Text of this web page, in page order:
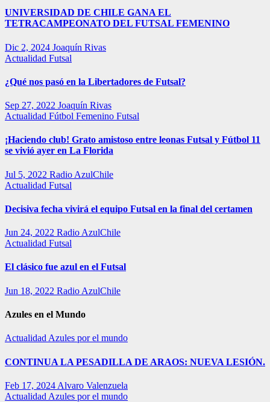
UNIVERSIDAD DE CHILE GANA EL
TETRACAMPEONATO DEL FUTSAL FEMENINO
Dic 2, 2024 Joaquín Rivas
Actualidad Futsal
¿Qué nos pasó en la Libertadores de Futsal?
Sep 27, 2022 Joaquín Rivas
Actualidad Fútbol Femenino Futsal
¡Haciendo club! Grato amistoso entre leonas Futsal y Fútbol 11
se vivió ayer en La Florida
Jul 5, 2022 Radio AzulChile
Actualidad Futsal
Decisiva fecha vivirá el equipo Futsal en la final del certamen
Jun 24, 2022 Radio AzulChile
Actualidad Futsal
El clásico fue azul en el Futsal
Jun 18, 2022 Radio AzulChile
Azules en el Mundo
Actualidad Azules por el mundo
CONTINUA LA PESADILLA DE ARAOS: NUEVA LESIÓN.
Feb 17, 2024 Alvaro Valenzuela
Actualidad Azules por el mundo